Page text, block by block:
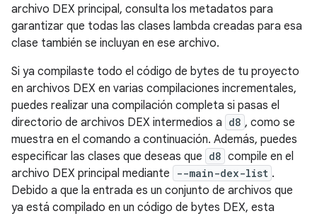
archivo DEX principal, consulta los metadatos para
garantizar que todas las clases lambda creadas para esa
clase también se incluyan en ese archivo.
Si ya compilaste todo el código de bytes de tu proyecto
en archivos DEX en varias compilaciones incrementales,
puedes realizar una compilación completa si pasas el
directorio de archivos DEX intermedios a d8 , como se
muestra en el comando a continuación. Además, puedes
especificar las clases que deseas que d8 compile en el
archivo DEX principal mediante
--main-dex-list .
Debido a que la entrada es un conjunto de archivos que
ya está compilado en un código de bytes DEX, esta